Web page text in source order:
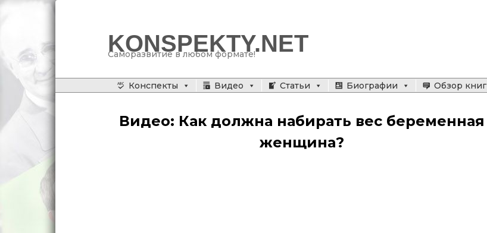
KONSPEKTY.NET
Саморазвитие в любом формате!
Главное меню
Перейти
основному
Конспекты Видео Статьи Биографии Обзор книг
Видео: Как должна набирать вес беременная
женщина?